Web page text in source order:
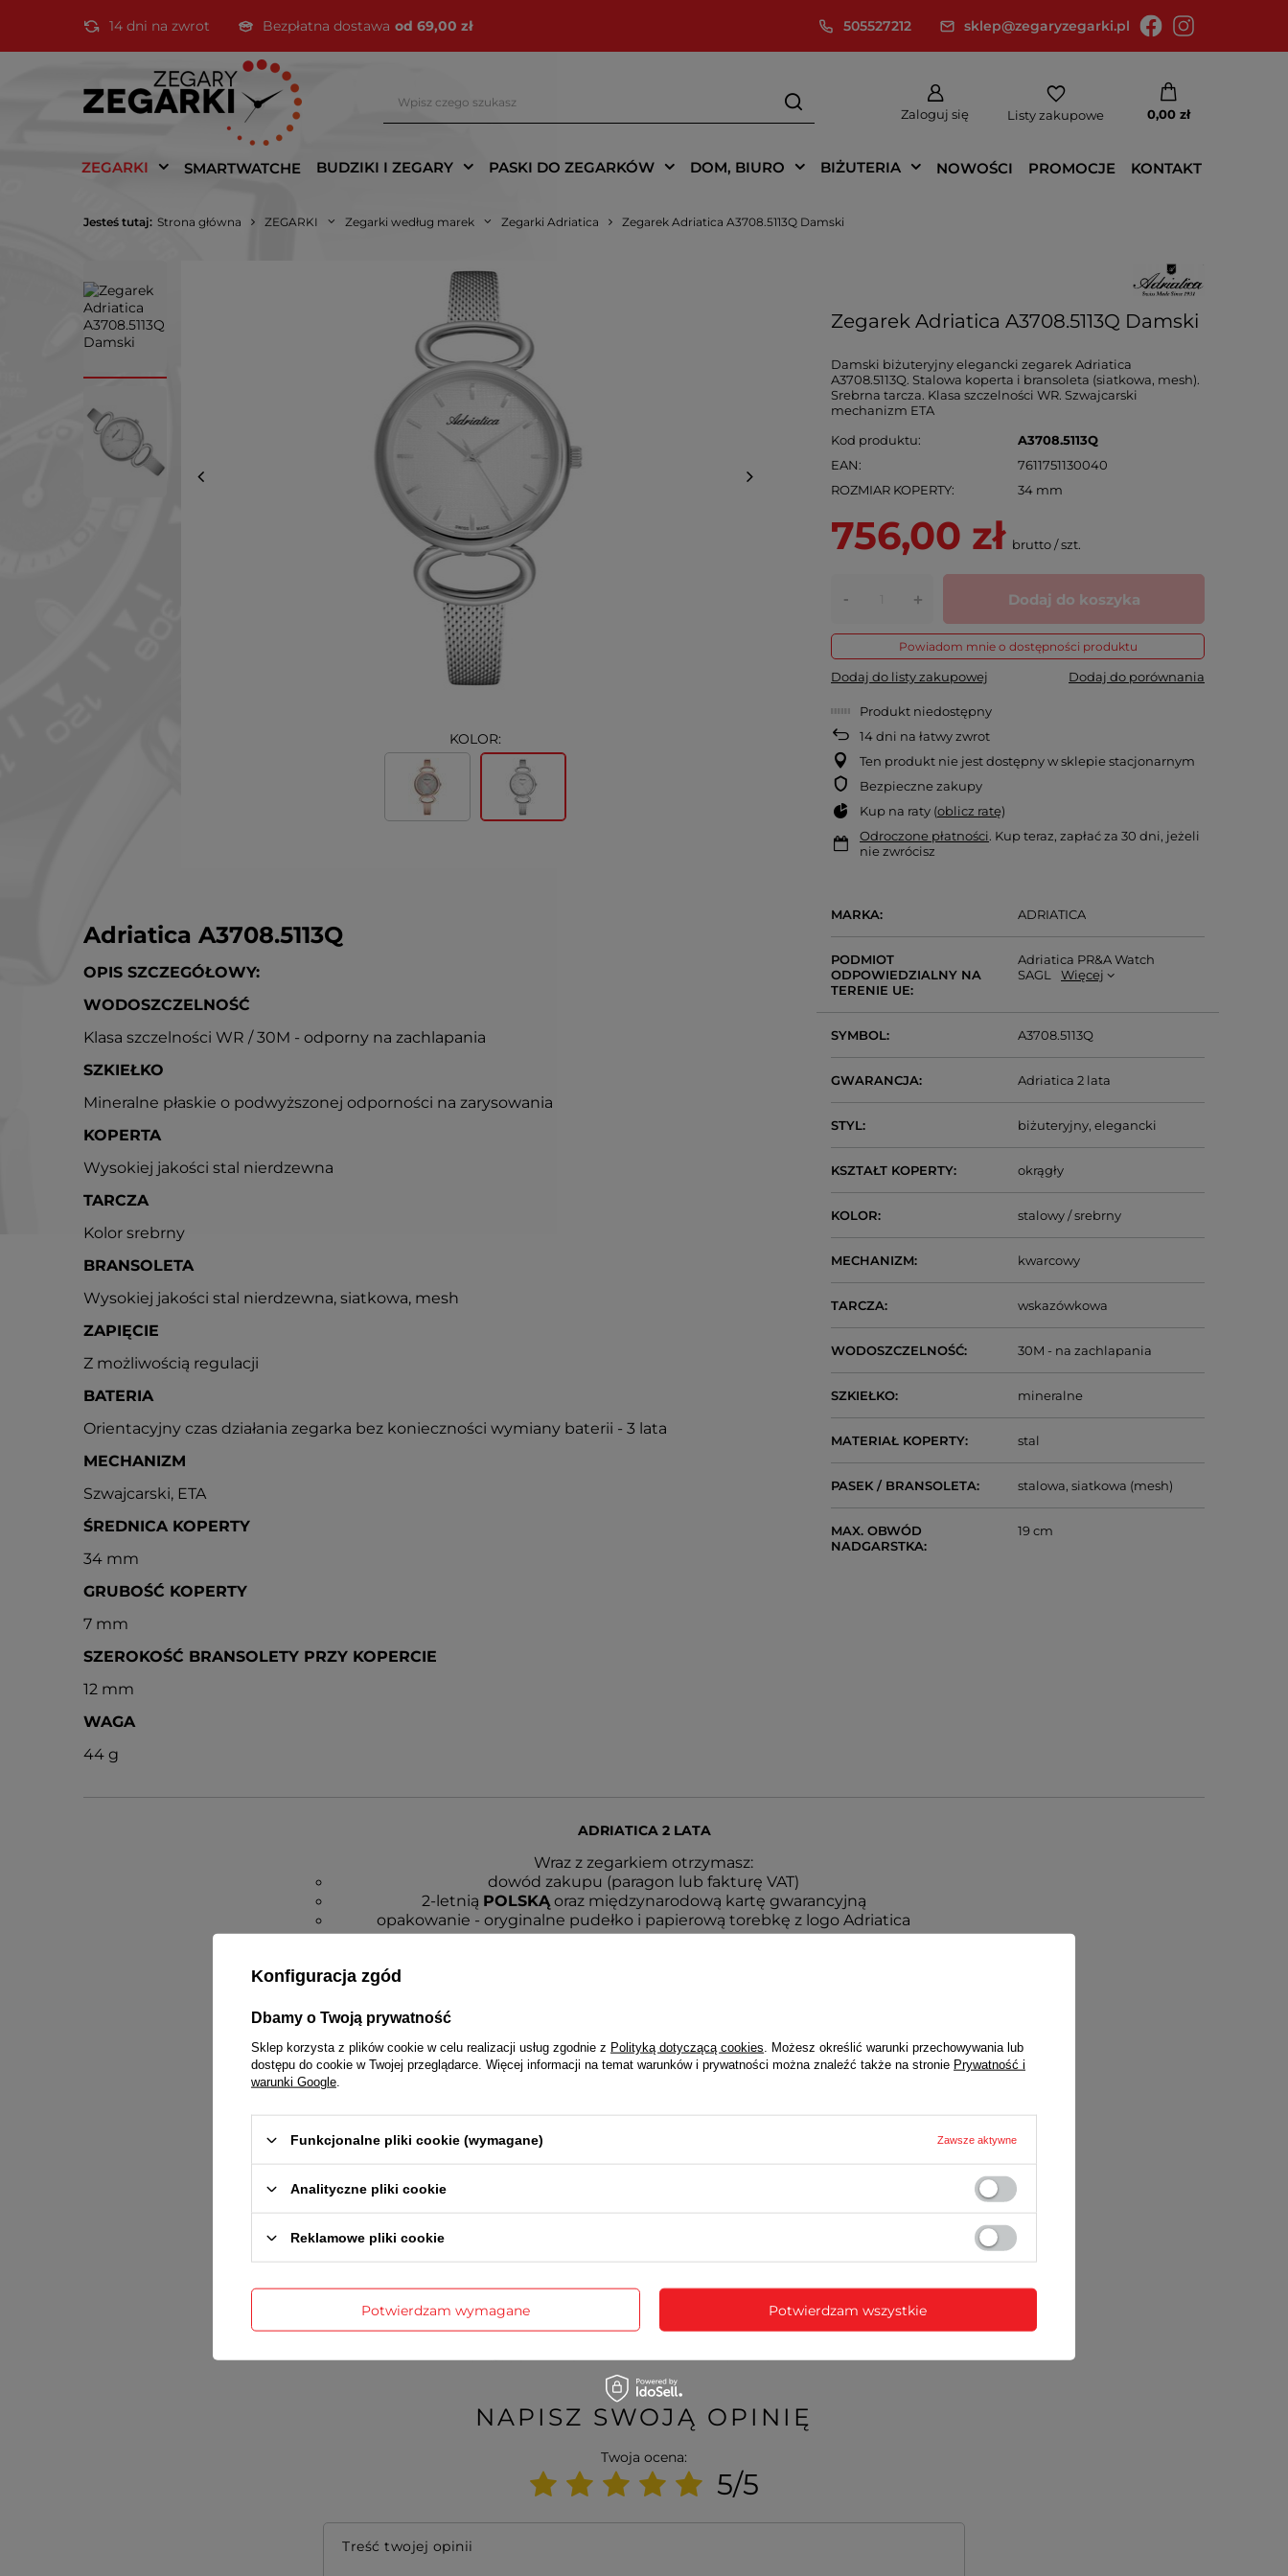
14 dni na zwrot Bezpłatna dostawa od 69,00 zł 505527212 sklep@zegaryzegarki.pl
Zaloguj się Listy zakupowe 0,00 zł
ZEGARKI SMARTWATCHE BUDZIKI I ZEGARY PASKI DO ZEGARKÓW DOM, BIURO BIŻUTERIA NOWOŚCI PROMOCJE KONTAKT
Jesteś tutaj: Strona główna ZEGARKI Zegarki według marek Zegarki Adriatica Zegarek Adriatica A3708.5113Q Damski
KOLOR:
Zegarek Adriatica A3708.5113Q Damski
Damski biżuteryjny elegancki zegarek Adriatica
A3708.5113Q. Stalowa koperta i bransoleta (siatkowa, mesh).
Srebrna tarcza. Klasa szczelności WR. Szwajcarski
mechanizm ETA
Kod produktu
A3708.5113Q
EAN
7611751130040
ROZMIAR KOPERTY
34 mm
756,00 zł brutto/szt.
- + Dodaj do koszyka
Powiadom mnie o dostępności produktu
Dodaj do listy zakupowej Dodaj do porównania
Produkt niedostępny
14dni na łatwy zwrot
Ten produkt nie jest dostępny w sklepie stacjonarnym
Bezpieczne zakupy
Kup na raty (oblicz ratę)
Odroczone płatności. Kup teraz, zapłać za 30 dni, jeżeli
nie zwrócisz
Adriatica A3708.5113Q
OPIS SZCZEGÓŁOWY:
WODOSZCZELNOŚĆ
Klasa szczelności WR / 30M - odporny na zachlapania
SZKIEŁKO
Mineralne płaskie o podwyższonej odporności na zarysowania
KOPERTA
Wysokiej jakości stal nierdzewna
TARCZA
Kolor srebrny
BRANSOLETA
Wysokiej jakości stal nierdzewna, siatkowa, mesh
ZAPIĘCIE
Z możliwością regulacji
BATERIA
Orientacyjny czas działania zegarka bez konieczności wymiany baterii - 3 lata
MECHANIZM
Szwajcarski, ETA
ŚREDNICA KOPERTY
34 mm
GRUBOŚĆ KOPERTY
7 mm
SZEROKOŚĆ BRANSOLETY PRZY KOPERCIE
12 mm
WAGA
44 g
MARKA ADRIATICA
PODMIOT
ODPOWIEDZIALNY NA
TERENIE UE
Adriatica PR&A Watch
SAGL
Więcej
SYMBOL A3708.5113Q
GWARANCJA Adriatica 2 lata
STYL biżuteryjny elegancki
KSZTAŁT KOPERTY okrągły
KOLOR stalowy / srebrny
MECHANIZM kwarcowy
TARCZA wskazówkowa
WODOSZCZELNOŚĆ 30M - na zachlapania
SZKIEŁKO mineralne
MATERIAŁ KOPERTY stal
PASEK / BRANSOLETA stalowa siatkowa (mesh)
MAX. OBWÓD
NADGARSTKA
19 cm
ADRIATICA 2 LATA
Wraz z zegarkiem otrzymasz:
dowód zakupu (paragon lub fakturę VAT)
2-letnią POLSKĄoraz międzynarodową kartę gwarancyjną
opakowanie - oryginalne pudełko i papierową torebkę z logo Adriatica
NAPISZ SWOJĄ OPINIĘ
Twoja ocena:
5/5
Treść twojej opinii
Konfiguracja zgód
Dbamy o Twoją prywatność
Sklep korzysta z plików cookie w celu realizacji usług zgodnie z Polityką dotyczącą cookies . Możesz określić warunki przechowywania lub
dostępu do cookie w Twojej przeglądarce. Więcej informacji na temat warunków i prywatności można znaleźć także na stronie Prywatność i
warunki Google
Funkcjonalne pliki cookie (wymagane) Zawsze aktywne
Analityczne pliki cookie
Reklamowe pliki cookie
Potwierdzam wymagane Potwierdzam wszystkie